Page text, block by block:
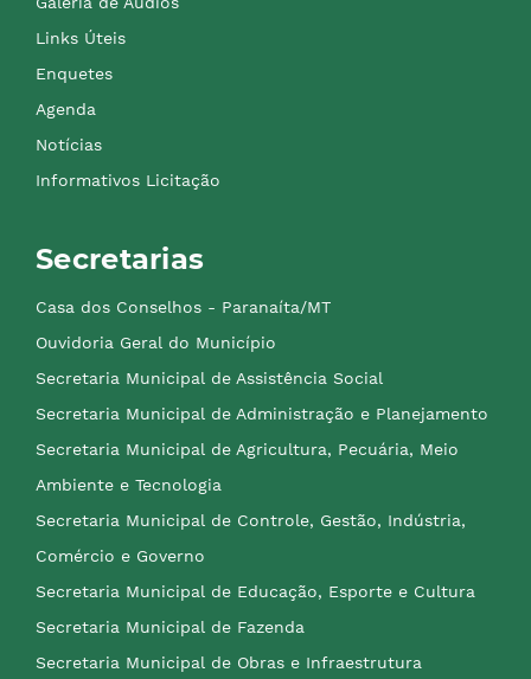
Links Úteis
Enquetes
Agenda
Notícias
Informativos Licitação
Secretarias
Casa dos Conselhos - Paranaíta/MT
Ouvidoria Geral do Município
Secretaria Municipal de Assistência Social
Secretaria Municipal de Administração e Planejamento
Secretaria Municipal de Agricultura, Pecuária, Meio
Ambiente e Tecnologia
Secretaria Municipal de Controle, Gestão, Indústria,
Comércio e Governo
Secretaria Municipal de Educação, Esporte e Cultura
Secretaria Municipal de Fazenda
Secretaria Municipal de Obras e Infraestrutura